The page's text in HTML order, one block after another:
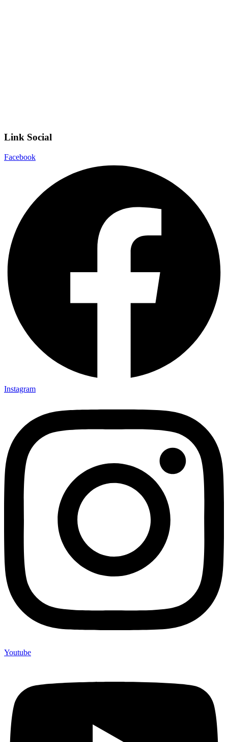
Link Social
Facebook
Instagram
Youtube